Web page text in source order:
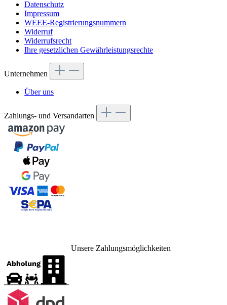
Datenschutz
Impressum
WEEE-Registrierungsnummern
Widerruf
Widerrufsrecht
Ihre gesetzlichen Gewährleistungsrechte
Unternehmen
Über uns
Zahlungs- und Versandarten
Unsere Zahlungsmöglichkeiten